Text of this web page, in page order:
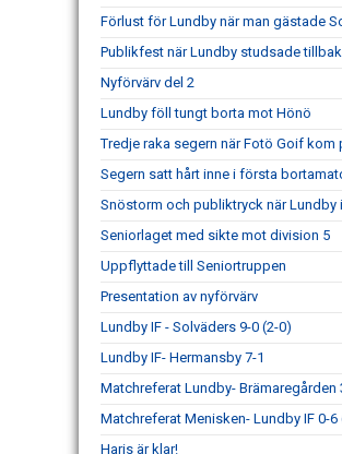
Förlust för Lundby när man gästade
Publikfest när Lundby studsade
Nyförvärv del 2
Lundby föll tungt borta mot Hönö
Tredje raka segern när Fotö Goif kom
Segern satt hårt inne i första
Snöstorm och publiktryck när Lundby
Seniorlaget med sikte mot division 5
Uppflyttade till Seniortruppen
Presentation av nyförvärv
Lundby IF - Solväders 9-0 (2-0)
Lundby IF- Hermansby 7-1
Matchreferat Lundby- Brämaregården
Matchreferat Menisken- Lundby IF 0-6
Haris är klar!